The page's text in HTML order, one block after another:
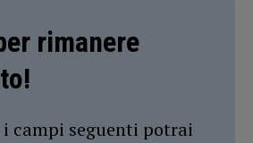
rimanere
campi seguenti potrai